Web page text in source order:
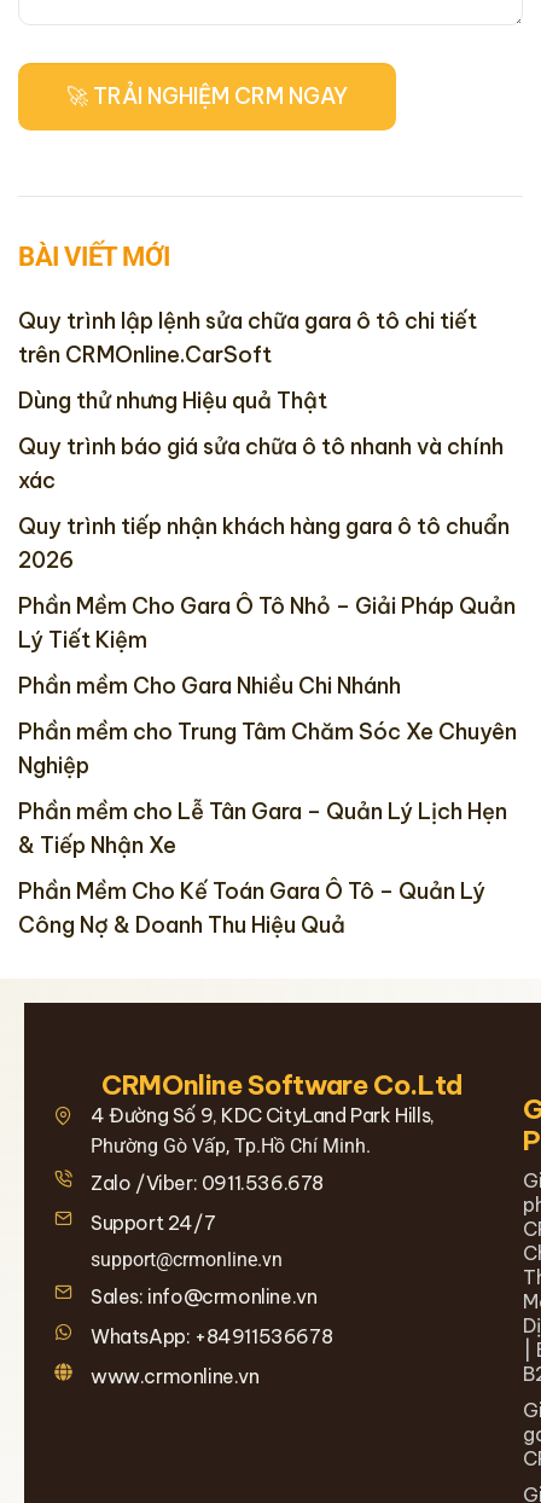
BÀI VIẾT MỚI
Quy trình lập lệnh sửa chữa gara ô tô chi tiết
trên CRMOnline.CarSoft
Dùng thử nhưng Hiệu quả Thật
Quy trình báo giá sửa chữa ô tô nhanh và chính
xác
Quy trình tiếp nhận khách hàng gara ô tô chuẩn
2026
Phần Mềm Cho Gara Ô Tô Nhỏ – Giải Pháp Quản
Lý Tiết Kiệm
Phần mềm Cho Gara Nhiều Chi Nhánh
Phần mềm cho Trung Tâm Chăm Sóc Xe Chuyên
Nghiệp
Phần mềm cho Lễ Tân Gara – Quản Lý Lịch Hẹn
& Tiếp Nhận Xe
Phần Mềm Cho Kế Toán Gara Ô Tô – Quản Lý
Công Nợ & Doanh Thu Hiệu Quả
CRMOnline Software Co.Ltd
4 Đường Số 9, KDC CityLand Park Hills,
Phường Gò Vấp, Tp.Hồ Chí Minh.
Zalo /Viber: 0911.536.678
Support 24/7
support@crmonline.vn
Sales: info@crmonline.vn
WhatsApp: +84911536678
www.crmonline.vn